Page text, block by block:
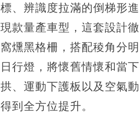
標、辨識度拉滿的倒梯形
現款量產車型，這套設計
窩燻黑格柵，搭配稜角分
日行燈，將懷舊情懷和當
拱、運動下護板以及空氣
得到全方位提升。